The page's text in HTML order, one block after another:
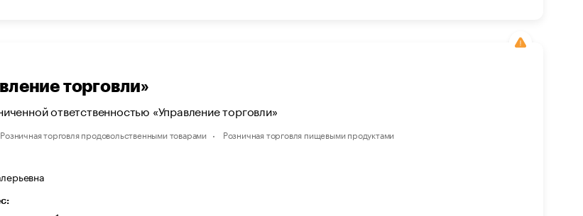
торговли»
ответственностью «Управление торговли»
Розничная торговля продовольственными товарами Розничная торговля пищевыми продуктами